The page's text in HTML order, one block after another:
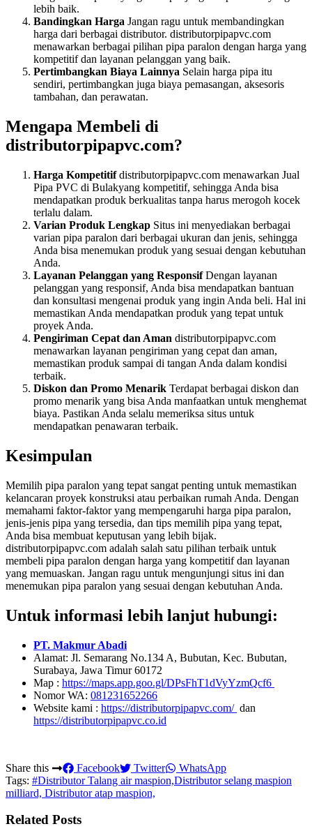
lebih baik.
Bandingkan Harga Jangan ragu untuk membandingkan
harga dari berbagai distributor. distributorpipapvc.com
menawarkan berbagai pilihan pipa paralon dengan harga yang
kompetitif dan layanan pelanggan yang baik.
Pertimbangkan Biaya Lainnya Selain harga pipa itu
sendiri, pertimbangkan juga biaya pemasangan, aksesoris
tambahan, dan perawatan.
Mengapa Membeli di
distributorpipapvc.com?
Harga Kompetitifdistributorpipapvc.com menawarkan Jual
Pipa PVC di Bulakyang kompetitif, sehingga Anda bisa
mendapatkan produk berkualitas tanpa harus merogoh kocek
terlalu dalam.
Varian Produk Lengkap Situs ini menyediakan berbagai
varian pipa paralon dari berbagai ukuran dan jenis, sehingga
Anda bisa menemukan produk yang sesuai dengan kebutuhan
Anda.
Layanan Pelanggan yang ResponsifDengan layanan
pelanggan yang responsif, Anda bisa mendapatkan bantuan
dan konsultasi mengenai produk yang ingin Anda beli. Hal ini
memastikan Anda mendapatkan produk yang tepat untuk
proyek Anda.
Pengiriman Cepat dan Aman distributorpipapvc.com
menawarkan layanan pengiriman yang cepat dan aman,
memastikan produk sampai di tangan Anda dalam kondisi
terbaik.
Diskon dan Promo Menarik Terdapat berbagai diskon dan
promo menarik yang bisa Anda manfaatkan untuk menghemat
biaya. Pastikan Anda selalu memeriksa situs untuk
mendapatkan penawaran terbaik.
Kesimpulan
Memilih pipa paralon yang tepat sangat penting untuk memastikan
kelancaran proyek konstruksi atau perbaikan rumah Anda. Dengan
memahami faktor-faktor yang mempengaruhi harga pipa paralon,
jenis-jenis pipa yang tersedia, dan tips memilih pipa yang tepat,
Anda bisa membuat keputusan yang lebih bijak.
distributorpipapvc.com adalah salah satu pilihan terbaik untuk
membeli pipa paralon dengan harga yang kompetitif dan layanan
yang memuaskan. Jangan ragu untuk mengunjungi situs ini dan
menemukan pipa paralon yang sesuai dengan kebutuhan Anda.
Untuk informasi lebih lanjut hubungi:
PT. Makmur Abadi
Alamat: Jl. Semarang No.134 A, Bubutan, Kec. Bubutan,
Surabaya, Jawa Timur 60172
Map : https://maps.app.goo.gl/DPsFhT1dVyYzmQcf6
Nomor WA: 081231652266
Website kami : https://distributorpipapvc.com/ dan
https://distributorpipapvc.co.id
Share this Facebook Twitter
WhatsApp
Tags: #Distributor Talang air maspion,Distributor selang maspion
milliard, Distributor atap maspion,
Related Posts